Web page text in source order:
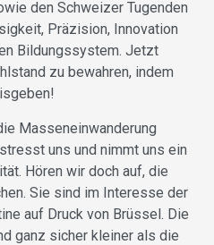
den Schweizer Tugenden
Präzision, Innovation
Bildungssystem. Jetzt
zu bewahren, indem
Masseneinwanderung
uns und nimmt uns ein
Hören wir doch auf, die
Sie sind im Interesse der
auf Druck von Brüssel. Die
ganz sicher kleiner als die